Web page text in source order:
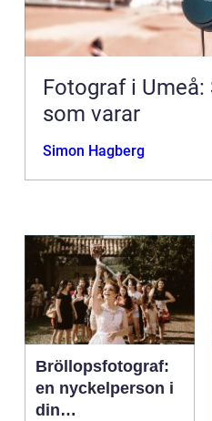
Fotograf i Umeå:
som varar
Simon Hagberg
Bröllopsfotograf:
en nyckelperson i
din